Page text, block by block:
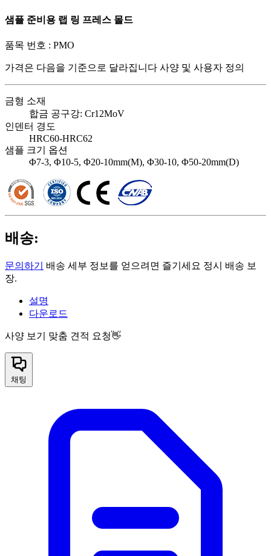
샘플 준비용 랩 링 프레스 몰드
품목 번호 : PMO
가격은 다음을 기준으로 달라집니다 사양 및 사용자 정의
금형 소재
합금 공구강: Cr12MoV
인덴터 경도
HRC60-HRC62
샘플 크기 옵션
Φ7-3, Φ10-5, Φ20-10mm(M), Φ30-10, Φ50-20mm(D)
배송:
문의하기
배송 세부 정보를 얻으려면 즐기세요 정시 배송 보
장.
설명
다운로드
사양 보기 맞춤 견적 요청👋
채팅